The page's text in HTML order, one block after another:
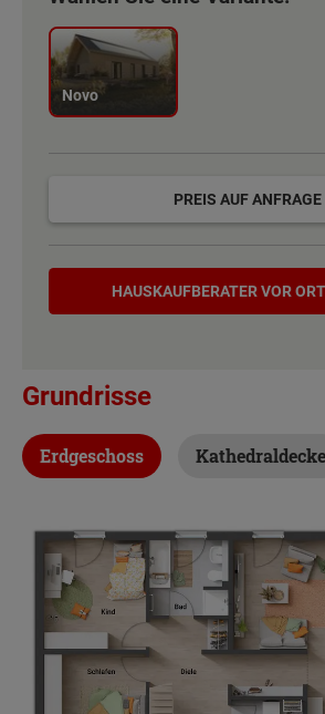
Novo
PREIS AUF ANFRAGE
HAUSKAUF­BERATER VOR
Grundrisse
Erdgeschoss Kathedraldecke